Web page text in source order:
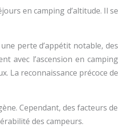
en camping d’altitude. Il se
perte d’appétit notable, des
avec l’ascension en camping
La reconnaissance précoce de
Cependant, des facteurs de
des campeurs.